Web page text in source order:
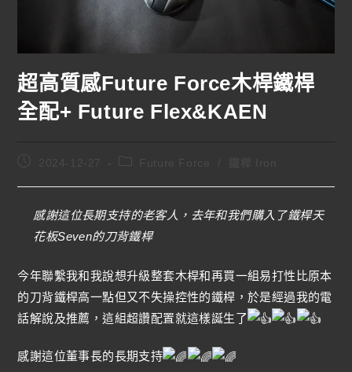
超高質感Future Force木桿鐵桿
全配+ Future Flex&KAEN
鐵桿 Iron
感謝這位長期支持的老客人，去年和我們購入了鐵桿天
花板Seven的刀背鐵桿
今年聯繫我和我說想升級整套木桿和再買一組易打性比原本
的刀背鐵桿高一點但又不失操控性的鐵桿，於是經過我的電
話解說及推薦，這組超讚配置就這樣誕生了
感謝這位董事長的長期支持